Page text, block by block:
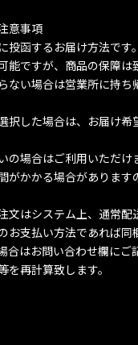
意事項
投函するお届け方法です。
能ですが、商品の保障は
ない場合は営業所に持ち
択した場合は、お届け希
の場合はご利用いただけ
がかかる場合があります
文はシステム上、通常配
お支払い方法であれば同
合はお問い合わせ欄にご
再計算致します。